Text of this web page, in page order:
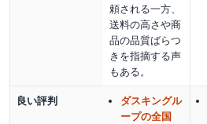
頼される一方、
送料の高さや商
品の品質ばらつ
きを指摘する声
もある。
良い評判
ダスキングル
ープの全国